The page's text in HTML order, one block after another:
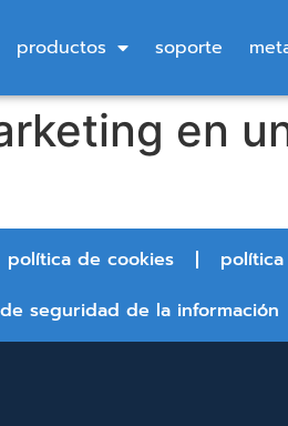
productos soporte
en
política de cookies
seguridad de la información